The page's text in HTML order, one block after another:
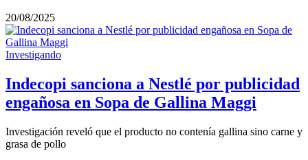
20/08/2025
Investigando
Indecopi sanciona a Nestlé por publicidad
engañosa en Sopa de Gallina Maggi
Investigación reveló que el producto no contenía gallina sino carne y
grasa de pollo